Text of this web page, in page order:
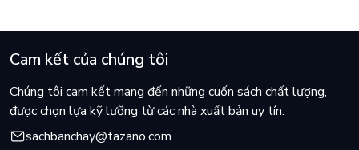
Cam kết của chúng tôi
Chúng tôi cam kết mang đến những cuốn sách chất lượng,
được chọn lựa kỹ lưỡng từ các nhà xuất bản uy tín.
sachbanchay@tazano.com